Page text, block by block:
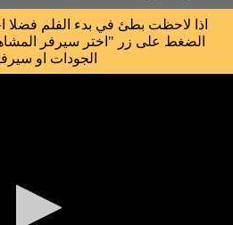
اذا لاحظت بطئ في بدء الفلم
الضغط على زر "اختر سيرفر
الجودات او